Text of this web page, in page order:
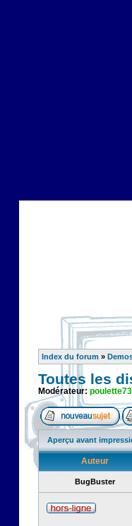
Index du forum »
Toutes les
Modérateur: poulette73
Aperçu avant
Auteur
BugBuster